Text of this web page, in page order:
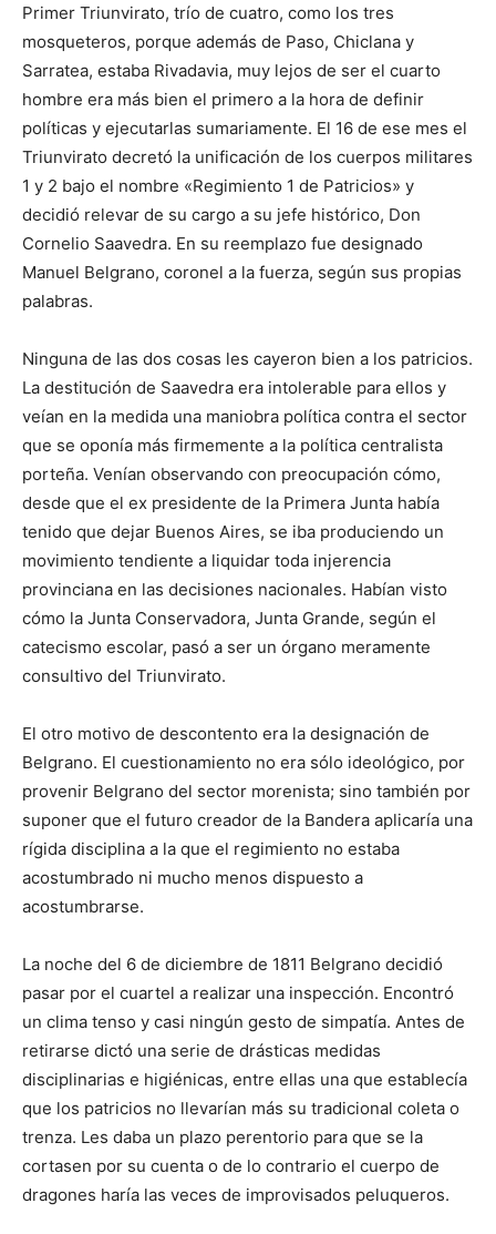
Primer Triunvirato, trío de cuatro, como los tres
mosqueteros, porque además de Paso, Chiclana y
Sarratea, estaba Rivadavia, muy lejos de ser el cuarto
hombre era más bien el primero a la hora de definir
políticas y ejecutarlas sumariamente. El 16 de ese mes el
Triunvirato decretó la unificación de los cuerpos militares
1 y 2 bajo el nombre «Regimiento 1 de Patricios» y
decidió relevar de su cargo a su jefe histórico, Don
Cornelio Saavedra. En su reemplazo fue designado
Manuel Belgrano, coronel a la fuerza, según sus propias
palabras.
Ninguna de las dos cosas les cayeron bien a los patricios.
La destitución de Saavedra era intolerable para ellos y
veían en la medida una maniobra política contra el sector
que se oponía más firmemente a la política centralista
porteña. Venían observando con preocupación cómo,
desde que el ex presidente de la Primera Junta había
tenido que dejar Buenos Aires, se iba produciendo un
movimiento tendiente a liquidar toda injerencia
provinciana en las decisiones nacionales. Habían visto
cómo la Junta Conservadora, Junta Grande, según el
catecismo escolar, pasó a ser un órgano meramente
consultivo del Triunvirato.
El otro motivo de descontento era la designación de
Belgrano. El cuestionamiento no era sólo ideológico, por
provenir Belgrano del sector morenista; sino también por
suponer que el futuro creador de la Bandera aplicaría una
rígida disciplina a la que el regimiento no estaba
acostumbrado ni mucho menos dispuesto a
acostumbrarse.
La noche del 6 de diciembre de 1811 Belgrano decidió
pasar por el cuartel a realizar una inspección. Encontró
un clima tenso y casi ningún gesto de simpatía. Antes de
retirarse dictó una serie de drásticas medidas
disciplinarias e higiénicas, entre ellas una que establecía
que los patricios no llevarían más su tradicional coleta o
trenza. Les daba un plazo perentorio para que se la
cortasen por su cuenta o de lo contrario el cuerpo de
dragones haría las veces de improvisados peluqueros.